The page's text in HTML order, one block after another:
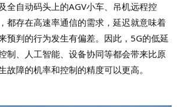
全自动码头上的AGV小车、吊机远程控
都存在高速率通信的需求，延迟就意味着
预判的行为发生有偏差。因此，5G的低延
制、人工智能、设备协同等都会带来比原
故障的机率和控制的精度可以更高。